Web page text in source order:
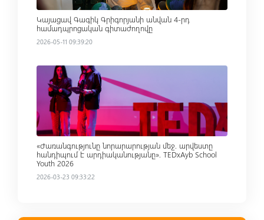
Կայացավ Գագիկ Գրիգորյանի անվան 4-րդ
համադպրոցական գիտաժողովը
2026-05-11 09:39:20
Read more
«Ժառանգությունը նորարարության մեջ. արվեստը
հանդիպում է արդիականությանը». TEDxAyb School
Youth 2026
2026-03-23 09:33:22